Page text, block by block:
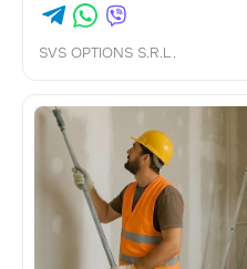
SVS OPTIONS S.R.L.